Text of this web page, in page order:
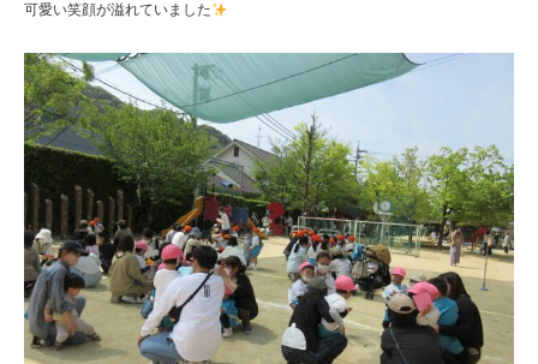
可愛い笑顔が溢れていました